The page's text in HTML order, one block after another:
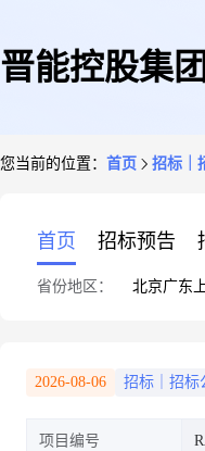
晋能控股集
您当前的位置： 首页 招标｜
首页 招标预告
省份地区： 北京广东
2026-08-06 招标｜招标
项目编号